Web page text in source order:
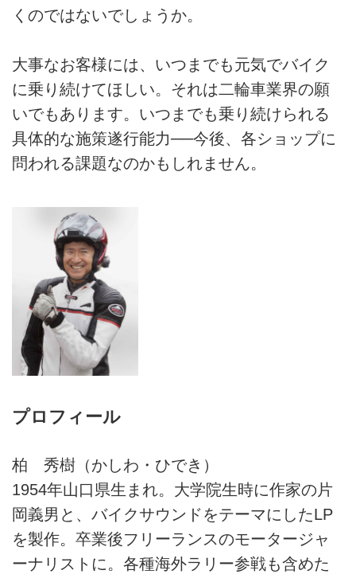
くのではないでしょうか。
大事なお客様には、いつまでも元気でバイク
に乗り続けてほしい。それは二輪車業界の願
いでもあります。いつまでも乗り続けられる
具体的な施策遂行能力──今後、各ショップに
問われる課題なのかもしれません。
プロフィール
柏 秀樹（かしわ・ひでき）
1954年山口県生まれ。大学院生時に作家の片
岡義男と、バイクサウンドをテーマにしたLP
を製作。卒業後フリーランスのモータージャ
ーナリストに。各種海外ラリー参戦も含めた